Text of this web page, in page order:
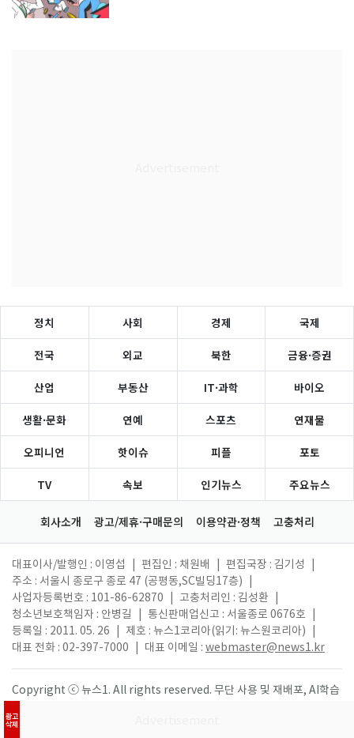
광고
삭제
정치 사회 경제 국제
전국 외교 북한 금융·증권
산업 부동산 IT·과학 바이오
생활·문화 연예 스포츠 연재물
오피니언 핫이슈 피플 포토
TV 속보 인기뉴스 주요뉴스
회사소개 광고/제휴·구매문의 이용약관·정책 고충처리
대표이사/발행인 : 이영섭 편집인 : 채원배 편집국장 : 김기성
주소 : 서울시 종로구 종로 47 (공평동,SC빌딩17층)
사업자등록번호 : 101-86-62870
고충처리인 : 김성환
청소년보호책임자 : 안병길
통신판매업신고 : 서울종로 0676호
등록일 : 2011. 05. 26
제호 : 뉴스1코리아(읽기: 뉴스원코리아)
대표 전화 : 02-397-7000
대표 이메일 : webmaster@news1.kr
Copyright ⓒ 뉴스1. All rights reserved. 무단 사용 및 재배포, AI학습